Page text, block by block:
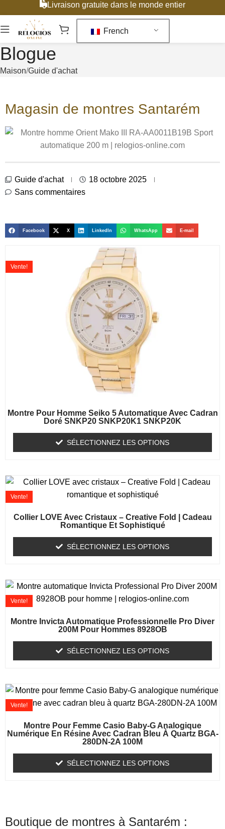
Livraison gratuite dans le monde entier
French
Blogue
Maison Guide d'achat
Magasin de montres Santarém
Guide d'achat
18 octobre 2025
Sans commentaires
Facebook X LinkedIn WhatsApp E-mail
Montre Pour Homme Seiko 5 Automatique Avec Cadran
Doré SNKP20 SNKP20K1 SNKP20K
Vente!
SÉLECTIONNEZ LES OPTIONS
Collier LOVE Avec Cristaux – Creative Fold | Cadeau
Romantique Et Sophistiqué
Vente!
SÉLECTIONNEZ LES OPTIONS
Montre Invicta Automatique Professionnelle Pro Diver
200M Pour Hommes 8928OB
Vente!
SÉLECTIONNEZ LES OPTIONS
Montre Pour Femme Casio Baby-G Analogique
Numérique En Résine Avec Cadran Bleu À Quartz BGA-
280DN-2A 100M
Vente!
SÉLECTIONNEZ LES OPTIONS
Boutique de montres à Santarém :